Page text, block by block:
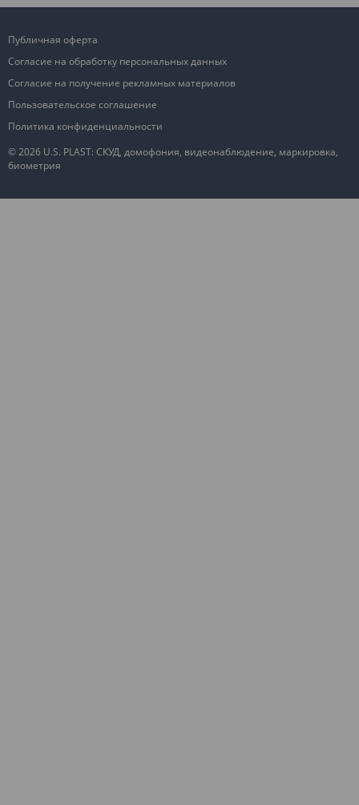
© 2026 U.S. PLAST: СКУД, домофония, видеонаблюдение, маркировка,
биометрия
Публичная оферта
Согласие на обработку персональных данных
Согласие на получение рекламных материалов
Пользовательское соглашение
Политика конфиденциальности